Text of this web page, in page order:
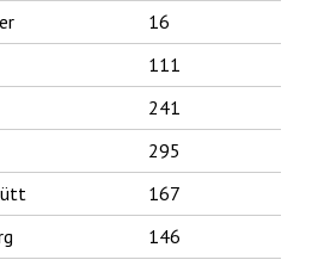
16
111
241
295
167
146